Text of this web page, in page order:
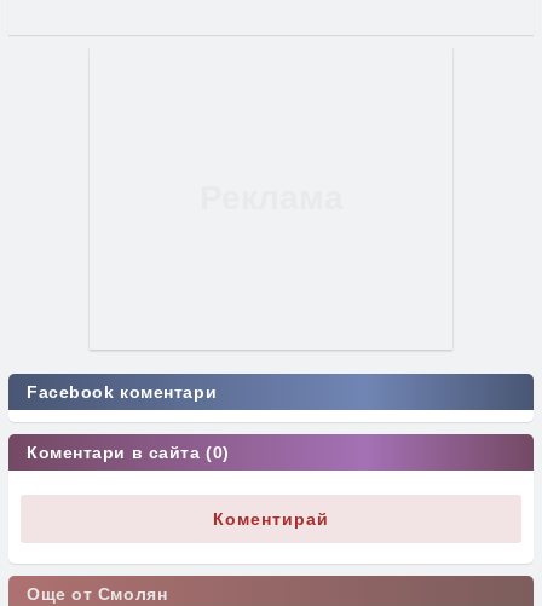
Facebook коментари
Коментари в сайта (0)
Коментирай
Още от Смолян